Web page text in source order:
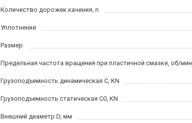
Количество дорожек качения, n
Уплотнение
Размер
Предельная частота вращения при пластичной смазке, об/мин
Грузоподъемность динамическая C, KN
Грузоподъемность статическая C0, KN
Внешний диаметр D, мм